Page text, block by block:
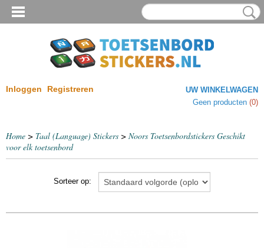
Inloggen Registreren
UW WINKELWAGEN
Geen producten (0)
Home > Taal (Language) Stickers > Noors Toetsenbordstickers Geschikt
voor elk toetsenbord
Sorteer op: